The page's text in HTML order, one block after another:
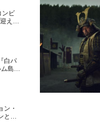
ンビ
える
白パ
島の
ン・
と再